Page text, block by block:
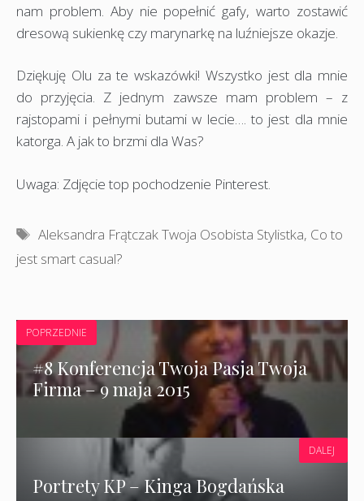
nam problem. Aby nie popełnić gafy, warto zostawić
dresową sukienkę czy marynarkę na luźniejsze okazje.
Dziękuję Olu za te wskazówki! Wszystko jest dla mnie
do przyjęcia. Z jednym zawsze mam problem – z
rajstopami i pełnymi butami w lecie…. to jest dla mnie
katorga. A jak to brzmi dla Was?
Uwaga: Zdjęcie top pochodzenie Pinterest.
Tagi
Aleksandra Frątczak Twoja Osobista Stylistka, Co to
jest smart casual?
POPRZEDNIE
#8 Konferencja Twoja Pasja Twoja
Firma – 9 maja 2015
Portrety KP – Kinga Bogdańska
DALEJ